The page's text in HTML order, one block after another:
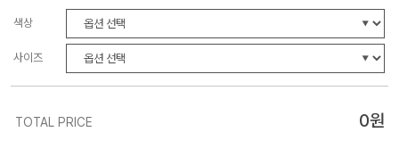
색상
사이즈
TOTAL PRICE 0원